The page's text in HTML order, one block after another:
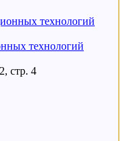
технологий
стр. 4